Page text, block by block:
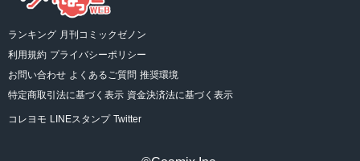
ランキング 月刊コミックゼノン
利用規約 プライバシーポリシー
お問い合わせ よくあるご質問 推奨環境
特定商取引法に基づく表示 資金決済法に基づく表示
コレヨモ LINEスタンプ Twitter